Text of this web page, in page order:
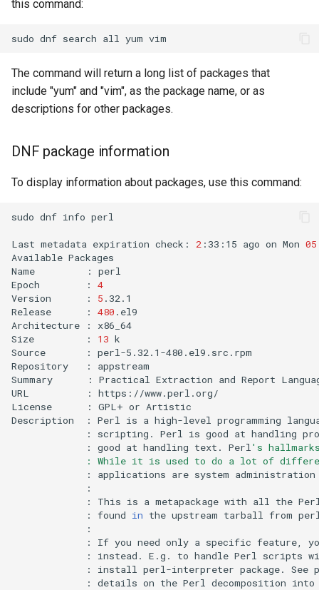
this command:
sudo dnf search all yum vim
The command will return a long list of packages that
include "yum" and "vim", as the package name, or as
descriptions for other packages.
DNF package information
To display information about packages, use this command:
sudo dnf info perl
Last metadata expiration check: 2 :33:15 ago on Mon 05
Available Packages
Name
:
perl
Epoch
:
4
Version
: 5 .32.1
Release
: 480 .el9
Architecture
:
x86_64
Size
: 13 k
Source
:
perl-5.32.1-480.el9.src.rpm
Repository
:
appstream
Summary
: Practical Extraction and Report
URL
:
https://www.perl.org/
License
: GPL+ or Artistic
Description
: Perl is a high-level programming
:
scripting. Perl is good at handling
:
good at handling text. Perl 's
: While it is used to do a lot of
:
applications are system administration
:
:
This is a metapackage with all the
:
found in the upstream tarball
from
:
:
If you need only a specific feature,
:
instead. E.g. to handle Perl scripts
:
install perl-interpreter package. See
:
details on the Perl decomposition into